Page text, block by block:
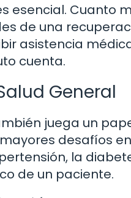
esencial. Cuanto
de una
asistencia
cuenta.
General
juega un
desafíos
la
de un paciente.